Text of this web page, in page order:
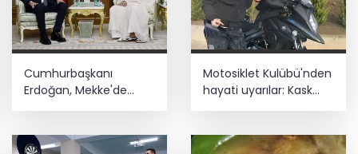
Cumhurbaşkanı
Erdoğan, Mekke'de
Selman ile görüştü
Motosiklet Kulübü'nden
hayati uyarılar: Kask